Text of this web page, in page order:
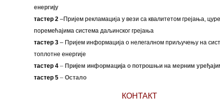
енергију
тастер 2–Пријем рекламација у вези са квалитетом грејања,
поремећајима система даљинског грејања
тастер 3– Пријем информација о нелегалном приључењу на
топлотне енергије
тастер 4 – Пријем информација о потрошњи на мерним
тастер 5 – Остало
КОНТАКТ